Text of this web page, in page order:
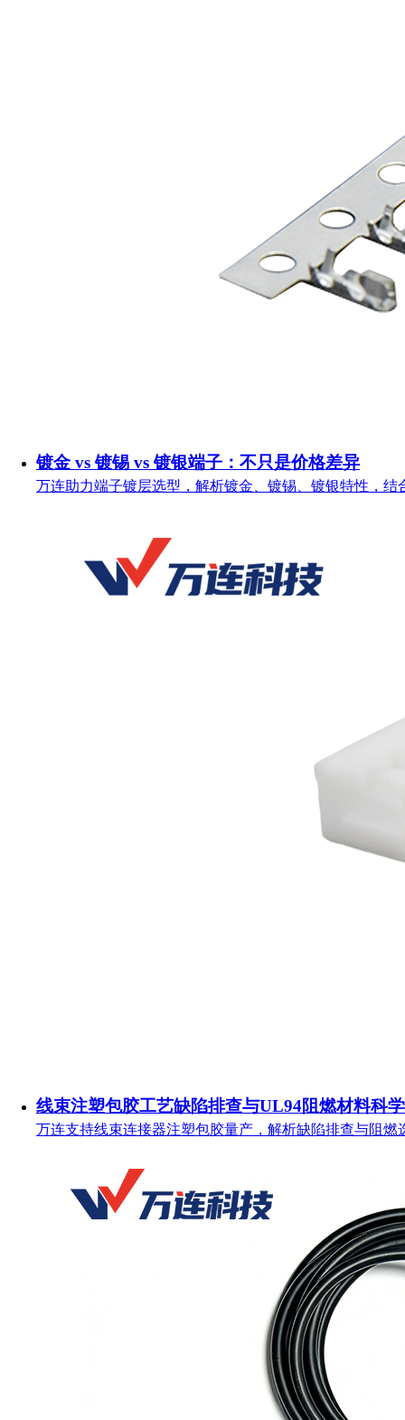
镀金 vs 镀锡 vs 镀银端子：不只是价格差异
万连助力端子镀层选型，解析镀金、镀锡、镀银特性，结
线束注塑包胶工艺缺陷排查与UL94阻燃材料科
万连支持线束连接器注塑包胶量产，解析缺陷排查与阻燃